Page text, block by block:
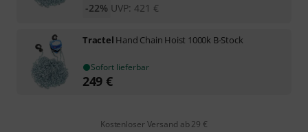
UVP: 421 €
-22%
Tractel Hand Chain Hoist 1000k B-Stock
Sofort lieferbar
249 €
Kostenloser Versand ab 29 €